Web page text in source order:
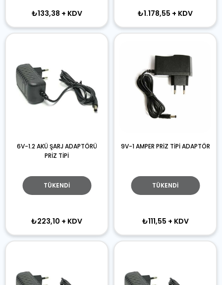
₺133,38 + KDV ₺1.178,55 + KDV
TÜKENDI
6V-1.2 AKÜ ŞARJ ADAPTÖRÜ
PRİZ TİPİ
₺223,10 + KDV
TÜKENDI
9V-1 AMPER PRİZ TİPİ ADAPTÖR
₺111,55 + KDV